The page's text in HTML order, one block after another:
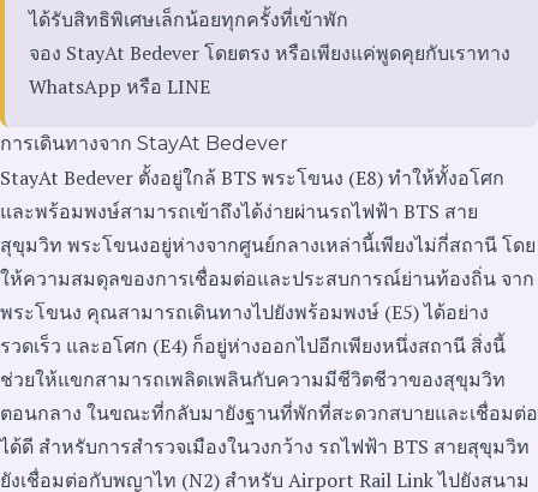
ได้รับสิทธิพิเศษเล็กน้อยทุกครั้งที่เข้าพัก
จอง StayAt Bedever โดยตรง หรือเพียงแค่พูดคุยกับเราทาง
WhatsApp หรือ LINE
การเดินทางจาก StayAt Bedever
StayAt Bedever ตั้งอยู่ใกล้ BTS พระโขนง (E8) ทำให้ทั้งอโศก
และพร้อมพงษ์สามารถเข้าถึงได้ง่ายผ่านรถไฟฟ้า BTS สาย
สุขุมวิท พระโขนงอยู่ห่างจากศูนย์กลางเหล่านี้เพียงไม่กี่สถานี โดย
ให้ความสมดุลของการเชื่อมต่อและประสบการณ์ย่านท้องถิ่น จาก
พระโขนง คุณสามารถเดินทางไปยังพร้อมพงษ์ (E5) ได้อย่าง
รวดเร็ว และอโศก (E4) ก็อยู่ห่างออกไปอีกเพียงหนึ่งสถานี สิ่งนี้
ช่วยให้แขกสามารถเพลิดเพลินกับความมีชีวิตชีวาของสุขุมวิท
ตอนกลาง ในขณะที่กลับมายังฐานที่พักที่สะดวกสบายและเชื่อมต่อ
ได้ดี สำหรับการสำรวจเมืองในวงกว้าง รถไฟฟ้า BTS สายสุขุมวิท
ยังเชื่อมต่อกับพญาไท (N2) สำหรับ Airport Rail Link ไปยังสนาม